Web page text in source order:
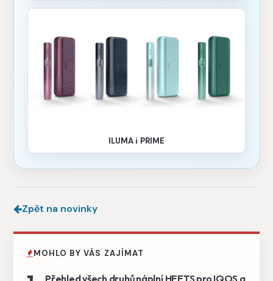
ILUMA i PRIME
Zpět na novinky
MOHLO BY VÁS ZAJÍMAT
Přehled všech druhů náplní HEETS pro IQOS a